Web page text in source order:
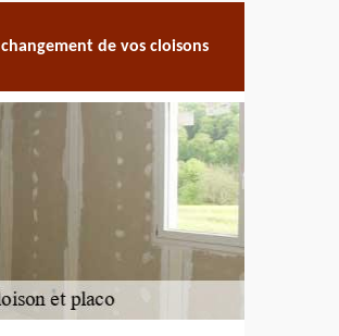
changement de vos cloisons